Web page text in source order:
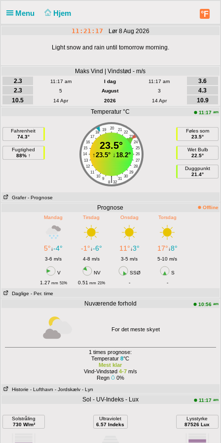
Menu Hjem °F
11:21:18 Lør 8 Aug 2026
Light snow and rain until tomorrow morning.
Maks Vind | Vindstød - m/s
2.3
11:17 am I dag 11:17 am
3.6
2.3
5 August 3
4.3
10.5
14 Apr 2026 14 Apr
10.9
Temperatur °C
11:17 am
Fahrenheit
74.3°
Fugtighed
88% ↑
20
19 21
18
22
17
23
16
24
15
25
14
26
13
27
12
28
11
29
10
30
9 31
|
8 32
23.5°
↑23.5°↓18.2°
Føles som
23.5°
Wet Bulb
22.5°
Duggpunkt
21.4°
Grafer - Prognose
Prognose
Offline
Mandag
Tirsdag Onsdag Torsdag
5°↓-4° -1°↓-6° 11°↓3° 17°↓8°
3-6 m/s 4-8 m/s 3-5 m/s 5-10 m/s
V NV SSØ
S
1.27 mm 51% 0.51 mm 21% -
-
Daglige - Per. time
Nuværende forhold 10:56 am
For det meste skyet
1 times prognose:
Temperatur8°C
Mest klar
Vind-Vindstød 4-7m/s
Regn
0%
Historie - Lufthavn - Jordskælv - Lyn
Sol - UV-Indeks - Lux 11:17 am
Solstråling
730 W/m²
Ultraviolet
6.57 Indeks
Lysstyrke
87526 Lux